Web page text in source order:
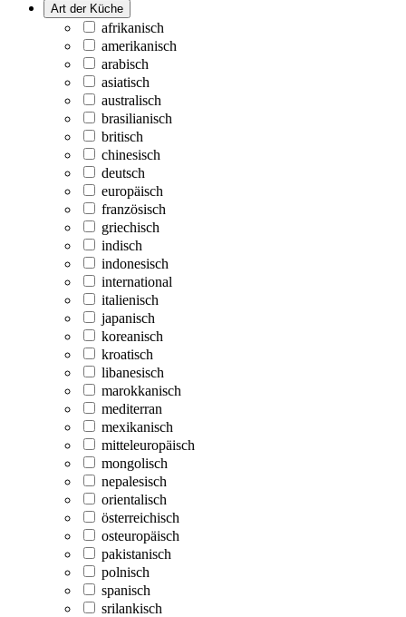
Art der Küche
afrikanisch
amerikanisch
arabisch
asiatisch
australisch
brasilianisch
britisch
chinesisch
deutsch
europäisch
französisch
griechisch
indisch
indonesisch
international
italienisch
japanisch
koreanisch
kroatisch
libanesisch
marokkanisch
mediterran
mexikanisch
mitteleuropäisch
mongolisch
nepalesisch
orientalisch
österreichisch
osteuropäisch
pakistanisch
polnisch
spanisch
srilankisch